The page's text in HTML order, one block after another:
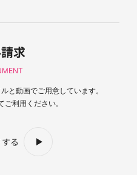
求
と動画でご用意しています。
利用ください。
る